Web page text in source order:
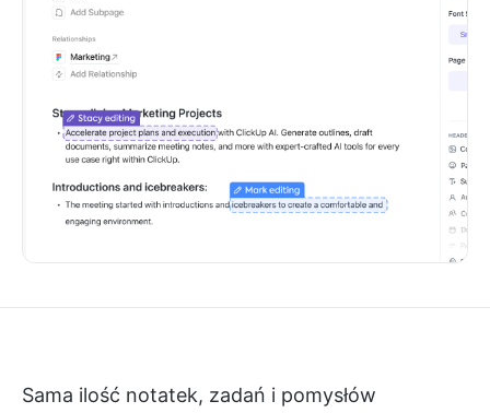
Sama ilość notatek, zadań i pomysłów